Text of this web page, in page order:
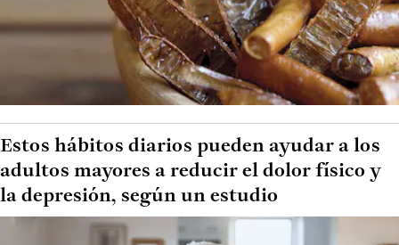
Estos hábitos diarios pueden ayudar a los
adultos mayores a reducir el dolor físico y
la depresión, según un estudio